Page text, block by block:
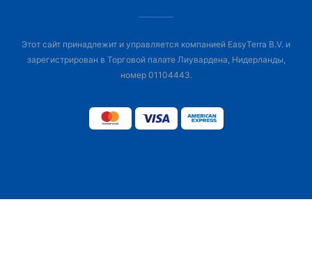
Этот сайт принадлежит и управляется компанией EasyTerra B.V. и
зарегистрирован в Торговой палате Лиувардена, Нидерланды,
номер 01104443.